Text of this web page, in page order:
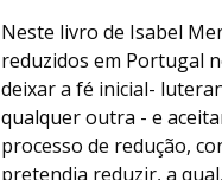
Neste livro de Isabel
reduzidos em Portugal
deixar a fé inicial-
qualquer outra - e
processo de redução,
pretendia reduzir, a